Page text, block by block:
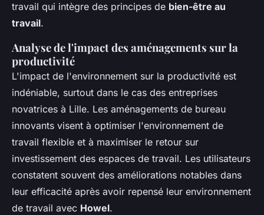
travail qui intègre des principes de bien-être au
travail.
Analyse de l'impact des aménagements sur la
productivité
L'impact de l'environnement sur la productivité est
indéniable, surtout dans le cas des entreprises
novatrices à Lille. Les aménagements de bureau
innovants visent à optimiser l'environnement de
travail flexible et à maximiser le retour sur
investissement des espaces de travail. Les utilisateurs
constatent souvent des améliorations notables dans
leur efficacité après avoir repensé leur environnement
de travail avec Howel.